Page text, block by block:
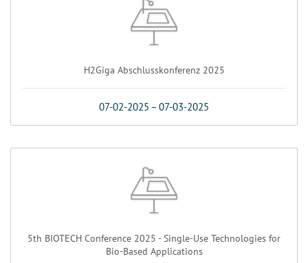
H2Giga Abschlusskonferenz 2025
07-02-2025 –07-03-2025
5th BIOTECH Conference 2025 - Single-Use Technologies for
Bio-Based Applications